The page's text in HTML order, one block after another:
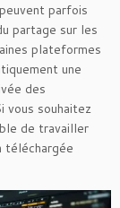
parfois
partage sur les
plateformes
une
des
vous souhaitez
de travailler
téléchargée